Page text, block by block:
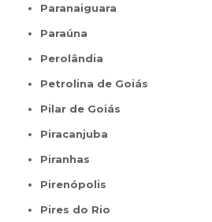
Paranaiguara
Paraúna
Perolândia
Petrolina de Goiás
Pilar de Goiás
Piracanjuba
Piranhas
Pirenópolis
Pires do Rio